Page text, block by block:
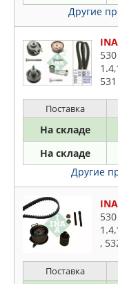
Другие
Поставка
На складе
На складе
Другие
,
Поставка